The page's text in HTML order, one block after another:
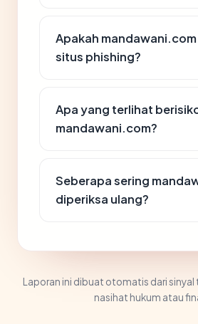
Apakah
situs phishing?
Apa yang terlihat
mandawani.com?
Seberapa sering
diperiksa ulang?
Laporan ini dibuat otomatis dari sinyal
nasihat hukum atau